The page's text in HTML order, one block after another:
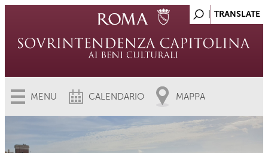
MENU CALENDARIO MAPPA